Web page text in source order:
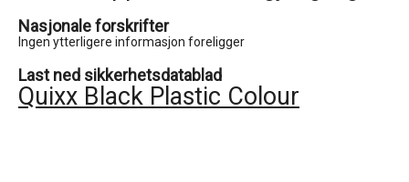
Nasjonale forskrifter
Ingen ytterligere informasjon foreligger
Last ned sikkerhetsdatablad
Quixx Black Plastic Colour